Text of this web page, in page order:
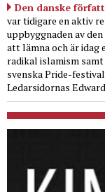
Den danske
var tidigare en aktiv
uppbyggnaden av
att lämna och är idag
radikal islamism
svenska Pride-
Ledarsidornas